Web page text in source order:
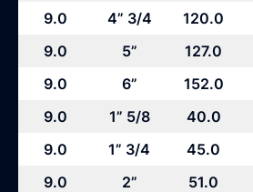
9.0
4” 3/4 120.0
9.0
5” 127.0
9.0
6” 152.0
9.0
1” 5/8 40.0
9.0
1” 3/4 45.0
9.0
2” 51.0